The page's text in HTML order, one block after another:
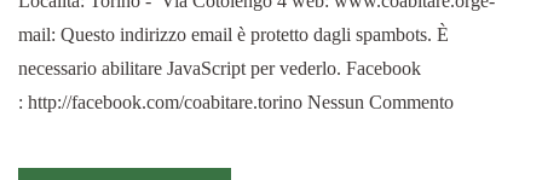
mail: Questo indirizzo email è protetto dagli spambots. È
necessario abilitare JavaScript per vederlo. Facebook
: http://facebook.com/coabitare.torino Nessun Commento